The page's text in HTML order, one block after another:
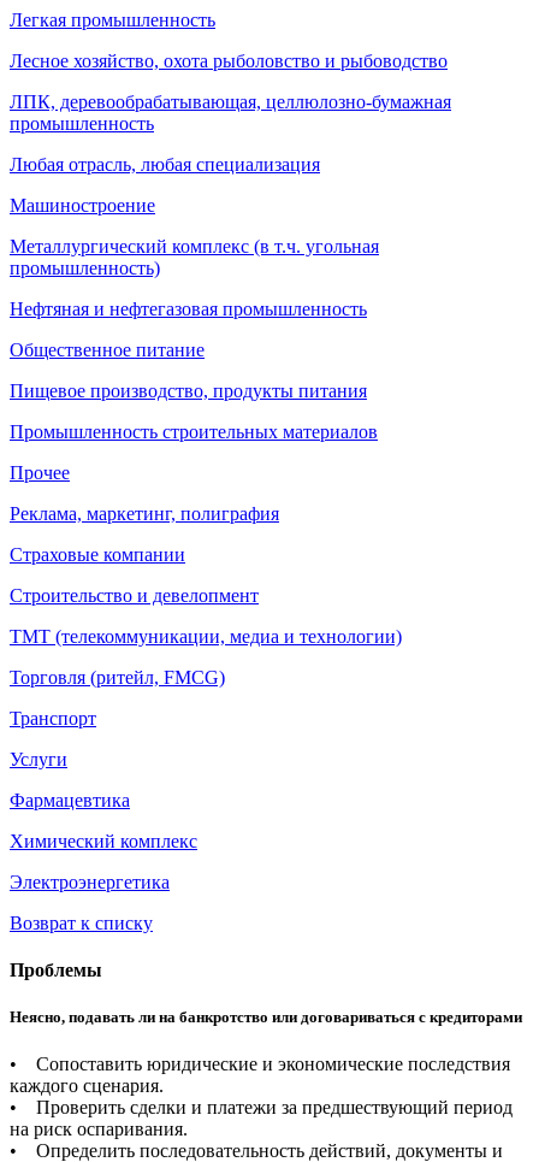
Легкая промышленность
Лесное хозяйство, охота рыболовство и рыбоводство
ЛПК, деревообрабатывающая, целлюлозно-бумажная
промышленность
Любая отрасль, любая специализация
Машиностроение
Металлургический комплекс (в т.ч. угольная
промышленность)
Нефтяная и нефтегазовая промышленность
Общественное питание
Пищевое производство, продукты питания
Промышленность строительных материалов
Прочее
Реклама, маркетинг, полиграфия
Страховые компании
Строительство и девелопмент
ТМТ (телекоммуникации, медиа и технологии)
Торговля (ритейл, FMCG)
Транспорт
Услуги
Фармацевтика
Химический комплекс
Электроэнергетика
Возврат к списку
Проблемы
Неясно, подавать ли на банкротство или договариваться с кредиторами
• Сопоставить юридические и экономические последствия
каждого сценария.
• Проверить сделки и платежи за предшествующий период
на риск оспаривания.
• Определить последовательность действий, документы и